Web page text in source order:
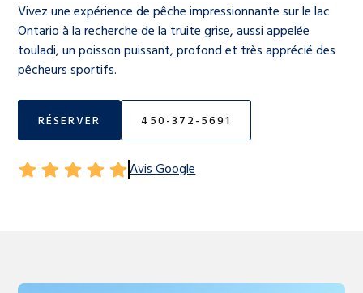
Vivez une expérience de pêche impressionnante sur le lac
Ontario à la recherche de la truite grise, aussi appelée
touladi, un poisson puissant, profond et très apprécié des
pêcheurs sportifs.
RÉSERVER 450-372-5691
Avis Google